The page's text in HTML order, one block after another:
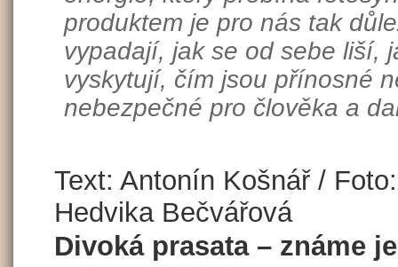
produktem je pro nás tak
vypadají, jak se od sebe liší,
vyskytují, čím jsou přínosné
nebezpečné pro člověka a
Text: Antonín Košnář /
Hedvika Bečvářová
Divoká prasata – známe